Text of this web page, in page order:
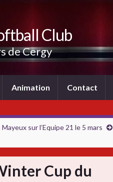
Club
de Cergy
Animation Contact
sur l’Equipe 21 le 5 mars
Cup du